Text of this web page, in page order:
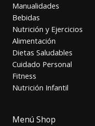
Manualidades
Bebidas
Nutrición y Ejercicios
Alimentación
Dietas Saludables
Cuidado Personal
Fitness
Nutrición Infantil
Menú Shop